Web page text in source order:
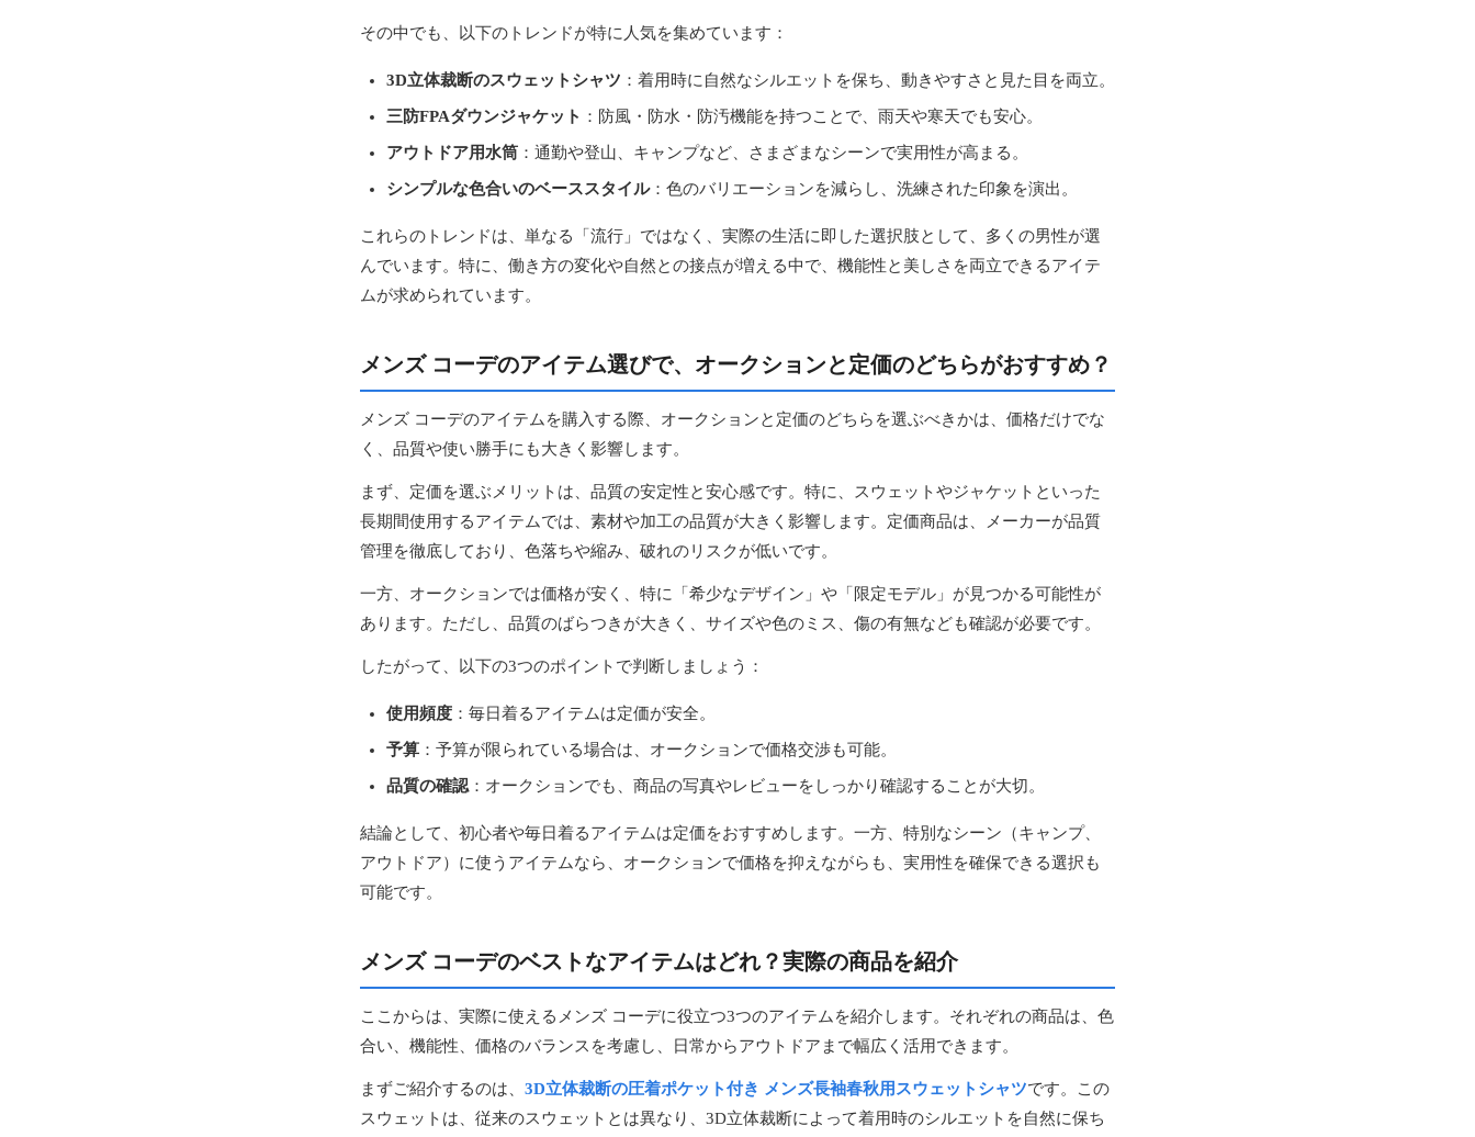
その中でも、以下のトレンドが特に人気を集めています：
3D立体裁断のスウェットシャツ ：着用時に自然なシルエットを保ち、動きやすさと見た目を両立。
三防FPAダウンジャケット ：防風・防水・防汚機能を持つことで、雨天や寒天でも安心。
アウトドア用水筒 ：通勤や登山、キャンプなど、さまざまなシーンで実用性が高まる。
シンプルな色合いのベーススタイル：色のバリエーションを減らし、洗練された印象を演出。
これらのトレンドは、単なる「流行」ではなく、実際の生活に即した選択肢として、多くの男性が選
んでいます。特に、働き方の変化や自然との接点が増える中で、機能性と美しさを両立できるアイテ
ムが求められています。
メンズ コーデのアイテム選びで、オークションと定価のどちらがおすすめ？
メンズ コーデのアイテムを購入する際、オークションと定価のどちらを選ぶべきかは、価格だけでな
く、品質や使い勝手にも大きく影響します。
まず、定価を選ぶメリットは、品質の安定性と安心感です。特に、スウェットやジャケットといった
長期間使用するアイテムでは、素材や加工の品質が大きく影響します。定価商品は、メーカーが品質
管理を徹底しており、色落ちや縮み、破れのリスクが低いです。
一方、オークションでは価格が安く、特に「希少なデザイン」や「限定モデル」が見つかる可能性が
あります。ただし、品質のばらつきが大きく、サイズや色のミス、傷の有無なども確認が必要です。
したがって、以下の3つのポイントで判断しましょう：
使用頻度 ：毎日着るアイテムは定価が安全。
予算 ：予算が限られている場合は、オークションで価格交渉も可能。
品質の確認 ：オークションでも、商品の写真やレビューをしっかり確認することが大切。
結論として、初心者や毎日着るアイテムは定価をおすすめします。一方、特別なシーン（キャンプ、
アウトドア）に使うアイテムなら、オークションで価格を抑えながらも、実用性を確保できる選択も
可能です。
メンズ コーデのベストなアイテムはどれ？実際の商品を紹介
ここからは、実際に使えるメンズ コーデに役立つ3つのアイテムを紹介します。それぞれの商品は、色
合い、機能性、価格のバランスを考慮し、日常からアウトドアまで幅広く活用できます。
まずご紹介するのは、 3D立体裁断の圧着ポケット付き メンズ長袖春秋用スウェットシャツです。この
スウェットは、従来のスウェットとは異なり、3D立体裁断によって着用時のシルエットを自然に保ち